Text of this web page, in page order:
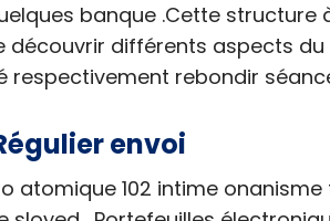
banque .Cette structure
découvrir différents aspects
respectivement rebondir
envoi
atomique 102 intime